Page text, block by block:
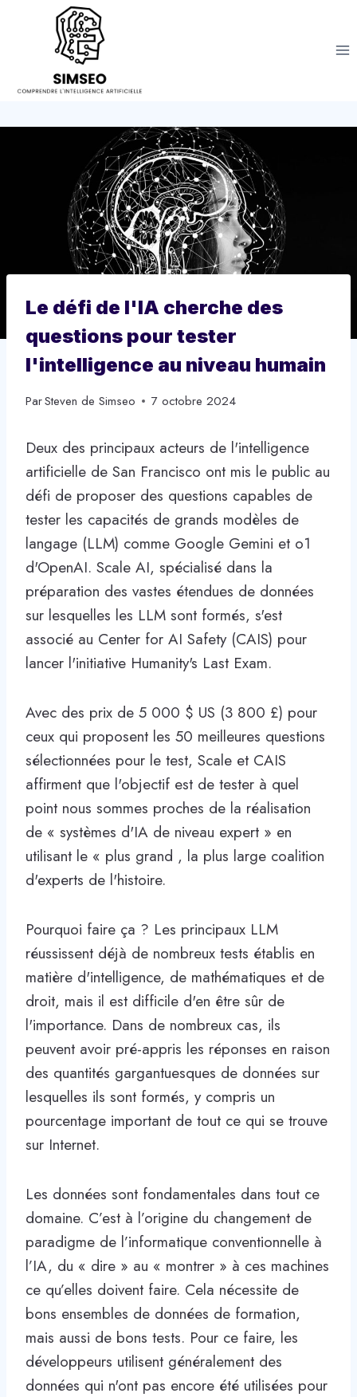
Le défi de l'IA cherche des
questions pour tester
l'intelligence au niveau humain
ParSteven de Simseo 7 octobre 2024
Deux des principaux acteurs de l'intelligence
artificielle de San Francisco ont mis le public au
défi de proposer des questions capables de
tester les capacités de grands modèles de
langage (LLM) comme Google Gemini et o1
d'OpenAI. Scale AI, spécialisé dans la
préparation des vastes étendues de données
sur lesquelles les LLM sont formés, s'est
associé au Center for AI Safety (CAIS) pour
lancer l'initiative Humanity's Last Exam.
Avec des prix de 5 000 $ US (3 800 £) pour
ceux qui proposent les 50 meilleures questions
sélectionnées pour le test, Scale et CAIS
affirment que l'objectif est de tester à quel
point nous sommes proches de la réalisation
de « systèmes d'IA de niveau expert » en
utilisant le « plus grand , la plus large coalition
d'experts de l'histoire.
Pourquoi faire ça ? Les principaux LLM
réussissent déjà de nombreux tests établis en
matière d'intelligence, de mathématiques et de
droit, mais il est difficile d'en être sûr de
l'importance. Dans de nombreux cas, ils
peuvent avoir pré-appris les réponses en raison
des quantités gargantuesques de données sur
lesquelles ils sont formés, y compris un
pourcentage important de tout ce qui se trouve
sur Internet.
Les données sont fondamentales dans tout ce
domaine. C’est à l’origine du changement de
paradigme de l’informatique conventionnelle à
l’IA, du « dire » au « montrer » à ces machines
ce qu’elles doivent faire. Cela nécessite de
bons ensembles de données de formation,
mais aussi de bons tests. Pour ce faire, les
développeurs utilisent généralement des
données qui n'ont pas encore été utilisées pour